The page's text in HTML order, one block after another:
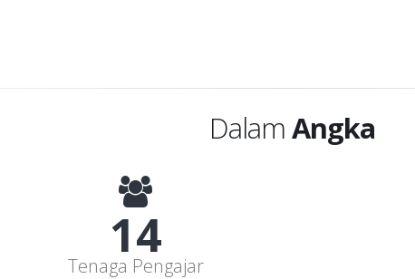
DalamAngka
15
Tenaga Pengajar